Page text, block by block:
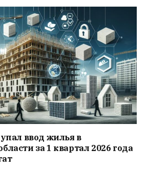
ввод жилья в
за 1 квартал 2026 года